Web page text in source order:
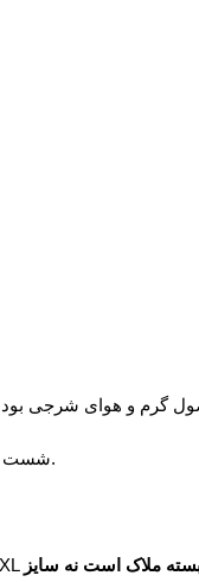
√ شست رفته : یعنی دیگر نگران آبرفت بعد از شستشو نباشید.
ملاک است نه سایز